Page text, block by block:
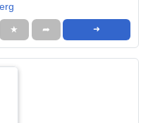
★ ➦ ➜